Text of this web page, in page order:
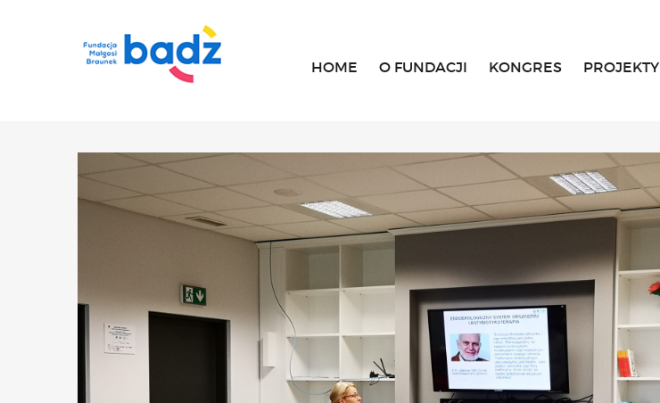
HOME O FUNDACJI KONGRES PROJEKTY
Home
List Małgosi
Statut
Zarząd
Rada Fundacji
Wolontariusze
Sprawozdania
Kongres
O Kongresie
Kongres 2020
Kongres 2019